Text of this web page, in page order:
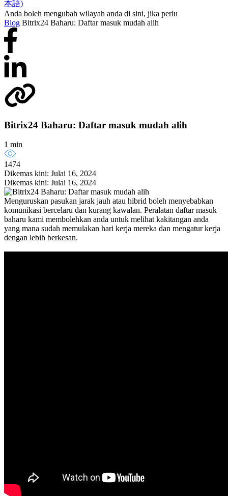
本語)
Anda boleh mengubah wilayah anda di sini, jika perlu
Blog Bitrix24 Baharu: Daftar masuk mudah alih
Bitrix24 Baharu: Daftar masuk mudah alih
1 min
1474
Dikemas kini: Julai 16, 2024
Dikemas kini: Julai 16, 2024
Menguruskan pasukan jarak jauh atau hibrid boleh menyebabkan
komunikasi bercelaru dan kurang kawalan. Peralatan daftar masuk
baharu kami membolehkan anda untuk melihat kakitangan anda
yang mana sudah memulakan hari kerja mereka dan mengatur kerja
dengan lebih berkesan.